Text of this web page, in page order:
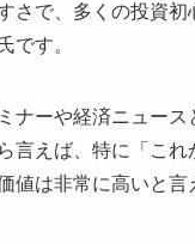
さで、多くの投資
です。
ナーや経済ニュー
言えば、特に「こ
値は非常に高いと言